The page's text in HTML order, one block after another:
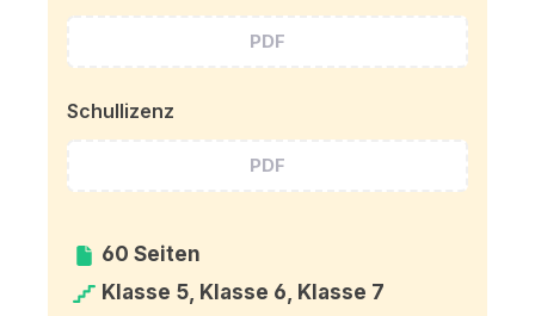
PDF
Schullizenz
PDF
60 Seiten
Klasse 5, Klasse 6, Klasse 7